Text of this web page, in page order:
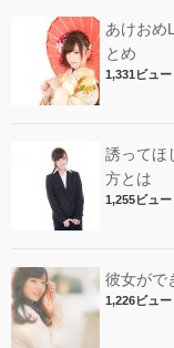
あけおめ
とめ
1,331ビュー
誘ってほ
方とは
1,255ビュー
彼女がで
1,226ビュー